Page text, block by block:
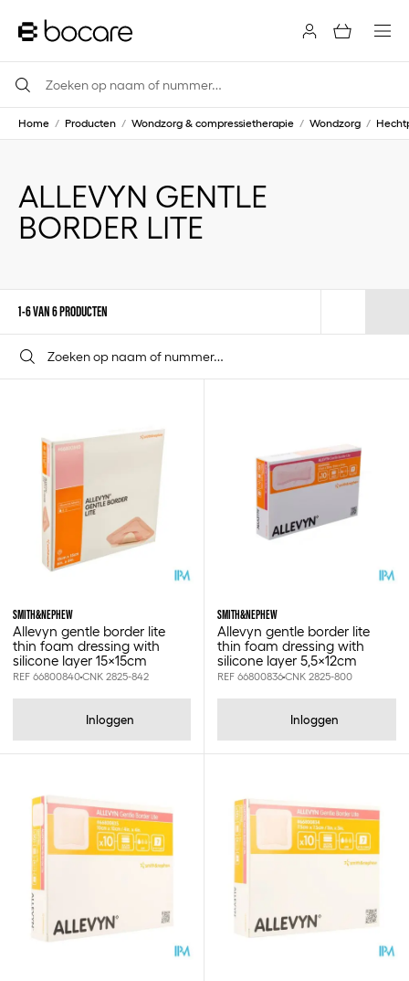
Home / Producten / Wondzorg & compressietherapie / Wondzorg /
ALLEVYN GENTLE
BORDER LITE
1-6 VAN 6 PRODUCTEN
Smith&nephew
10x10cm
5x5cm
7.5x7.5cm
8.6x7.7cm
SMITH&NEPHEW
Allevyn gentle border lite
thin foam dressing with
silicone layer 15x15cm
REF 66800840CNK 2825-842
Inloggen
SMITH&NEPHEW
Allevyn gentle border lite
thin foam dressing with
silicone layer 5,5x12cm
REF 66800836CNK 2825-800
Inloggen